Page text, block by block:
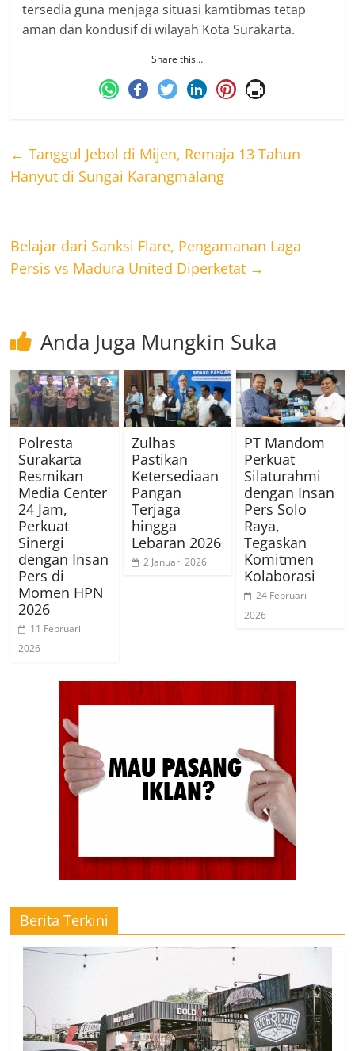
tersedia guna menjaga situasi kamtibmas tetap
aman dan kondusif di wilayah Kota Surakarta.
Share this…
← Tanggul Jebol di Mijen, Remaja 13 Tahun
Hanyut di Sungai Karangmalang
Belajar dari Sanksi Flare, Pengamanan Laga
Persis vs Madura United Diperketat →
Anda Juga Mungkin Suka
Polresta
Surakarta
Resmikan
Media Center
24 Jam,
Perkuat
Sinergi
dengan Insan
Pers di
Momen HPN
2026
11 Februari
2026
Zulhas
Pastikan
Ketersediaan
Pangan
Terjaga
hingga
Lebaran 2026
2 Januari 2026
PT Mandom
Perkuat
Silaturahmi
dengan Insan
Pers Solo
Raya,
Tegaskan
Komitmen
Kolaborasi
24 Februari
2026
Berita Terkini